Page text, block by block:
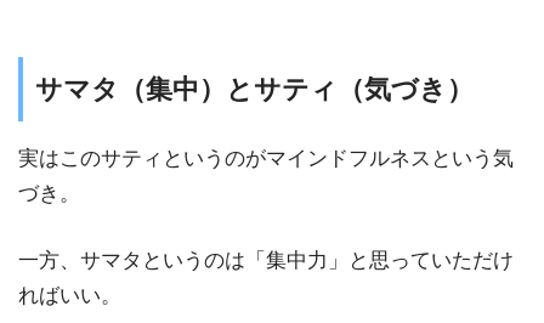
サマタ（集中）とサティ（気づき）
実はこのサティというのがマインドフルネスという気
づき。
一方、サマタというのは「集中力」と思っていただけ
ればいい。